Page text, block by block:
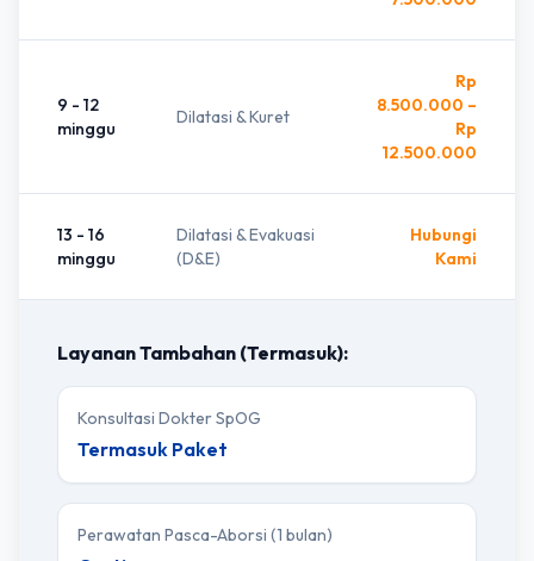
9 - 12
minggu
Dilatasi & Kuret
Rp
8.500.000 –
Rp
12.500.000
13 - 16
minggu
Dilatasi & Evakuasi
(D&E)
Hubungi
Kami
Layanan Tambahan (Termasuk):
Konsultasi Dokter SpOG
Termasuk Paket
Perawatan Pasca-Aborsi (1 bulan)